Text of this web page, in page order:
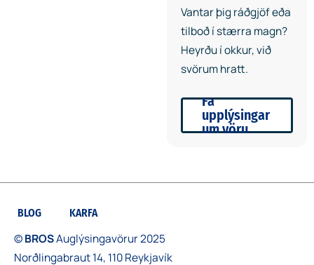
Einnig er hægt að fá tilboð í
sérframleidd armbönd.
Tilboð miðast við 2.500
stykki.
Vantar þig ráðgjöf eða
tilboð í stærra magn?
Heyrðu í okkur, við
svörum hratt.
Fá
upplýsingar
um vöru
BLOG KARFA
©BROSAuglýsingavörur 2025
Norðlingabraut 14, 110 Reykjavík